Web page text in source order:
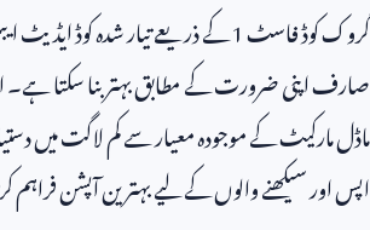
گروک کوڈ فاسٹ1کے ذریعے تیار شدہ کوڈ ایڈیٹ
صارف اپنی ضرورت کے مطابق بہتر بنا سکتا
ماڈل مارکیٹ کے موجودہ معیار سے کم لاگت میں
اپس اور سیکھنے والوں کے لیے بہترین آپشن فراہم